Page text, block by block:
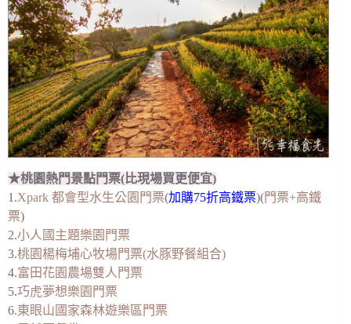
★桃園熱門景點門票(比現場買更便宜)
1.Xpark 都會型水生公園門票(加購75折高鐵票)(門票+高鐵
票)
2.小人國主題樂園門票
3.桃園楊梅埔心牧場門票(水豚野餐組合)
4.富田花園農場雙人門票
5.巧虎夢想樂園門票
6.東眼山國家森林遊樂區門票